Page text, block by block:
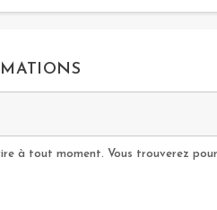
à tout moment. Vous trouverez